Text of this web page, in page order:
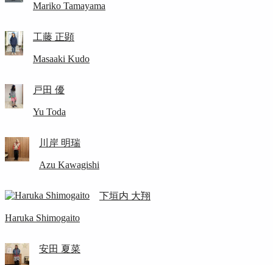
Mariko Tamayama
工藤 正顕
Masaaki Kudo
戸田 優
Yu Toda
川岸 明瑞
Azu Kawagishi
下垣内 大翔
Haruka Shimogaito
安田 夏菜